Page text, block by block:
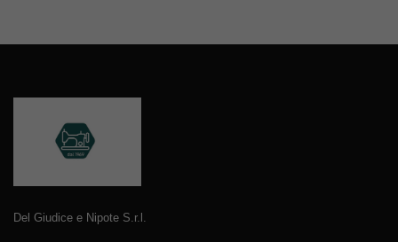
Del Giudice e Nipote S.r.l.